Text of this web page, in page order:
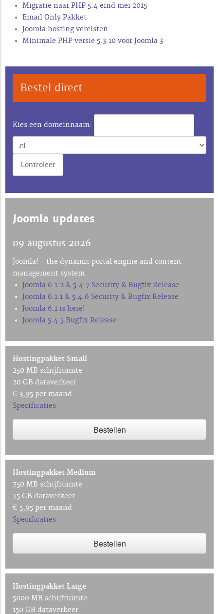
Migratie naar PHP 5.4 eind mei 2015
Email Only Pakket
Joomla hosting vereisten
Minimale PHP versie 5.3.10 voor Joomla 3
Bestel direct
Kies een domeinnaam:
Joomla updates
09 augustus 2026
Joomla! - the dynamic portal engine and content
management system
Joomla 6.1.2 & 5.4.7 Security & Bugfix Release
Joomla 6.1.1 & 5.4.6 Security & Bugfix Release
Joomla 6.1 is here!
Joomla 5.4.5 Bugfix Release
Hostingpakket Small
250 MB schijfruimte
20 GB dataverkeer
€ 3,95 per maand
Specificaties
Bestellen
Hostingpakket Medium
750 MB schijfruimte
75 GB dataverkeer
€ 5,95 per maand
Specificaties
Bestellen
Hostingpakket Large
5000 MB schijfruimte
150 GB dataverkeer